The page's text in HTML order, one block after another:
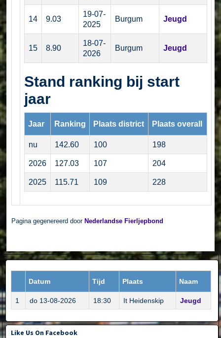
14 9.03
19-07-
2025
Burgum Jeugd
15 8.90
18-07-
2026
Burgum Jeugd
Stand ranking bij start
jaar
Jaar Ranking Plaats district Plaats overall
nu 142.60 100 198
2026 127.03 107 204
2025 115.71 109 228
Pagina gegenereerd door Nederlandse Fierljepbond
Datum Tijd Plaats Naam
1 do 13-08-2026 18:30 It Heidenskip Jeugd
Like Us On Facebook